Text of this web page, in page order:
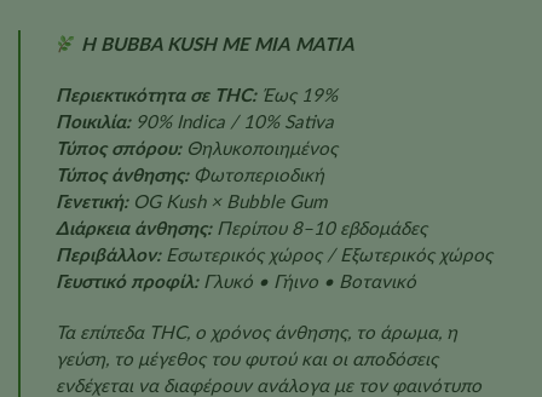
Η BUBBA KUSH ΜΕ ΜΙΑ ΜΑΤΙΑ
Περιεκτικότητα σε THC:Έως 19%
Ποικιλία:90% Indica / 10% Sativa
Τύπος σπόρου:Θηλυκοποιημένος
Τύπος άνθησης:Φωτοπεριοδική
Γενετική:OG Kush × Bubble Gum
Διάρκεια άνθησης:Περίπου 8–10 εβδομάδες
Περιβάλλον:Εσωτερικός χώρος / Εξωτερικός χώρος
Γευστικό προφίλ:Γλυκό • Γήινο • Βοτανικό
Τα επίπεδα THC, ο χρόνος άνθησης, το άρωμα, η
γεύση, το μέγεθος του φυτού και οι αποδόσεις
ενδέχεται να διαφέρουν ανάλογα με τον φαινότυπο